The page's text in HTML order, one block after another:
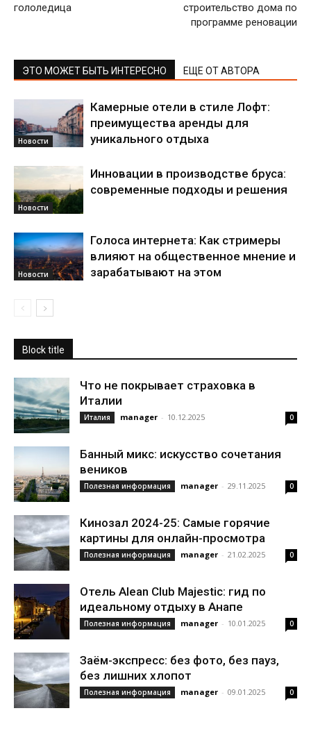
гололедица
строительство дома по
программе реновации
ЭТО МОЖЕТ БЫТЬ ИНТЕРЕСНО ЕЩЕ ОТ АВТОРА
Новости
Камерные отели в стиле Лофт:
преимущества аренды для
уникального отдыха
Новости
Инновации в производстве бруса:
современные подходы и решения
Новости
Голоса интернета: Как стримеры
влияют на общественное мнение и
зарабатывают на этом
Block title
Что не покрывает страховка в
Италии
Италия manager - 10.12.2025 0
Банный микс: искусство сочетания
веников
Полезная информация manager - 29.11.2025 0
Кинозал 2024-25: Самые горячие
картины для онлайн-просмотра
Полезная информация manager - 21.02.2025 0
Отель Alean Club Majestic: гид по
идеальному отдыху в Анапе
Полезная информация manager - 10.01.2025 0
Заём-экспресс: без фото, без пауз,
без лишних хлопот
Полезная информация manager - 09.01.2025 0